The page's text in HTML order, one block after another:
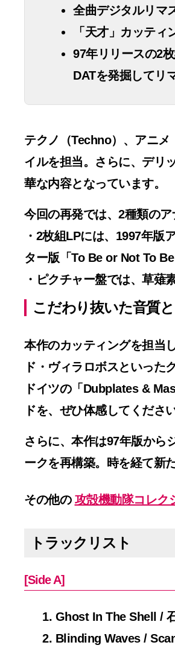
全曲デジタルリマ
「天才」カッテ
97年リリースの2
DATを発掘してリ
テクノ（Techno）、アニ
イルを担当。さらに、デリ
華な内容となっています。
今回の再発では、2種類のア
・2枚組LPには、1997年
ター版「To Be or Not To
・ピクチャー盤では、草薙
こだわり抜いた音質
本作のカッティングを担当
ド・ヴィラロボスといった
ドイツの「Dubplates &
ドを、ぜひ体感してくださ
さらに、本作は97年版から
ークを再構築。時を経て新
その他の 攻殻機動隊コレク
トラックリスト
[Side A]
1. Ghost In The Shell /
2. Blinding Waves /